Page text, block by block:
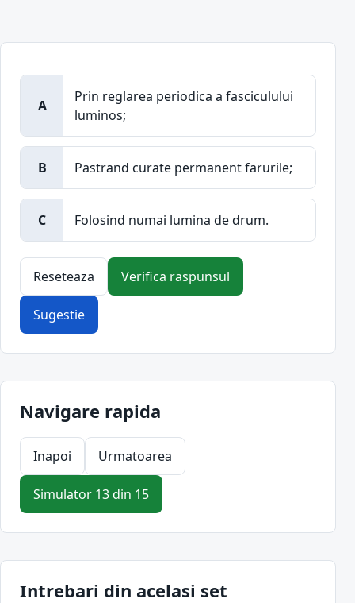
A
Prin reglarea periodica a fasciculului
luminos;
B Pastrand curate permanent farurile;
C Folosind numai lumina de drum.
Reseteaza Verifica raspunsul
Sugestie
Navigare rapida
Inapoi Urmatoarea
Simulator 13 din 15
Intrebari din acelasi set